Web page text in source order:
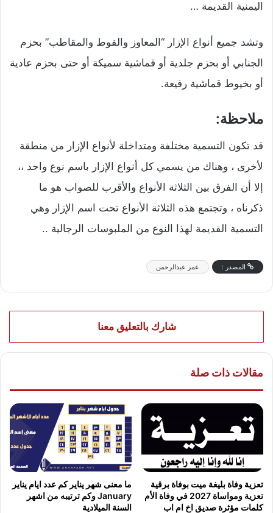
اليمنية القديمة …
وتشد جميع أنواع الإزار “المعاوز والفوط والمقاطب” بحزم
الجنابي أو بحزم جلدية أو قماشية سميكة أو حتى بحزم عادية
أو بخيوط قماشية رفيعة.
ملاحظة:
قد تكون التسمية مختلفة ومتداخلة لأنواع الإزار من منطقة
لأخرى ، وهناك من يسمي كل أنواع الإزار باسم نوع واحد ،،
إلا أن الفرق بين الثلاثة الأنواع والأقرب للصواب هو ما
ذكرناه ، وتجتمع هذه الثلاثة الأنواع تحت اسم الإزار وهي
التسمية القديمة لهذا النوع من الملبوسات الرجالية ..
المصدر : ‏عمر عبدالرحمن‏
شارك بالتعليق معنا
مقالات ذات صلة
تعزية وفاة بليغة ميت بوفاة برقية
تعزية ومواساة 2027 في وفاة الأم
كلمات مؤثرة صديق اخ ام اب
ما معنى شهر يناير كم عدد ايام يناير
January وكم ترتيبه من اشهر
السنة الميلادية